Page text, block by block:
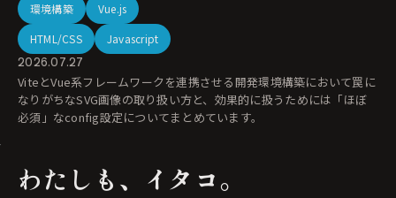
環境構築
Vue.js
HTML/CSS
Javascript
2026.07.27
ViteとVue系フレームワークを連携させる開発環境構築において罠に
なりがちなSVG画像の取り扱い方と、効果的に扱うためには「ほぼ
必須」なconfig設定についてまとめています。
わたしも、イタコ。